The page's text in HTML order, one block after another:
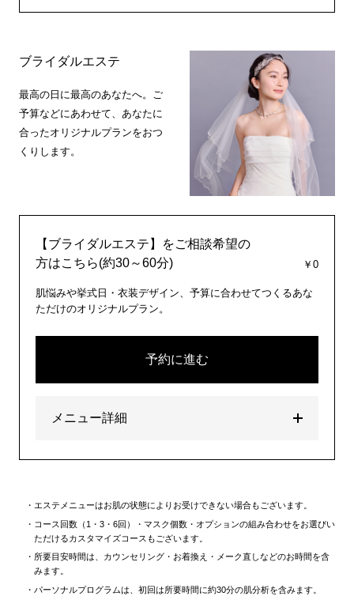
ブライダルエステ
最高の日に最高のあなたへ。ご
予算などにあわせて、あなたに
合ったオリジナルプランをおつ
くりします。
【ブライダルエステ】をご相談希望の
方はこちら(約30～60分)
￥0
肌悩みや挙式日・衣装デザイン、予算に合わせてつくるあな
ただけのオリジナルプラン。
予約に進む
メニュー詳細
エステメニューはお肌の状態によりお受けできない場合もございます。
コース回数（1・3・6回）・マスク個数・オプションの組み合わせをお選びい
ただけるカスタマイズコースもございます。
所要目安時間は、カウンセリング・お着換え・メーク直しなどのお時間を含
みます。
パーソナルプログラムは、初回は所要時間に約30分の肌分析を含みます。